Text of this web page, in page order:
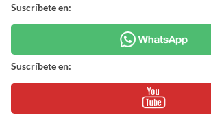
Suscríbete en:
Suscríbete en: